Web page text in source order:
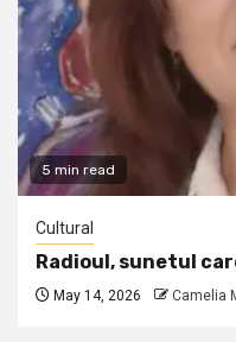
5 min read
Cultural
Radioul, sunetul
May 14, 2026 Camelia